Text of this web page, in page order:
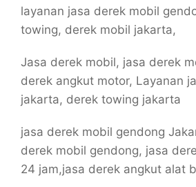
layanan jasa derek mobil
towing, derek mobil jakarta,
Jasa derek mobil, jasa derek
derek angkut motor, Layanan
jakarta, derek towing jakarta
jasa derek mobil gendong
derek mobil gendong, jasa
24 jam,jasa derek angkut alat